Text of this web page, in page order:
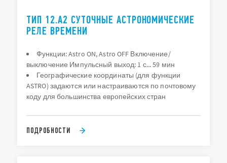
ТИП 12.А2 СУТОЧНЫЕ АСТРОНОМИЧЕСКИЕ
РЕЛЕ ВРЕМЕНИ
Функции: Astro ON, Astro OFF Включение/
выключение Импульсный выход: 1 с... 59 мин
Географические координаты (для функции
ASTRO) задаются или настраиваются по почтовому
коду для большинства европейских стран
ПОДРОБНОСТИ